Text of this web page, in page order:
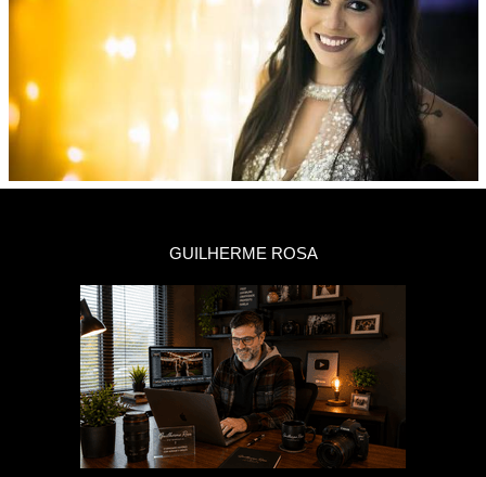
GUILHERME ROSA